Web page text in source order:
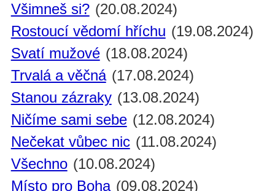
Všimneš si? (20.08.2024)
Rostoucí vědomí hříchu (19.08.2024)
Svatí mužové (18.08.2024)
Trvalá a věčná (17.08.2024)
Stanou zázraky (13.08.2024)
Ničíme sami sebe (12.08.2024)
Nečekat vůbec nic (11.08.2024)
Všechno (10.08.2024)
Místo pro Boha (09.08.2024)